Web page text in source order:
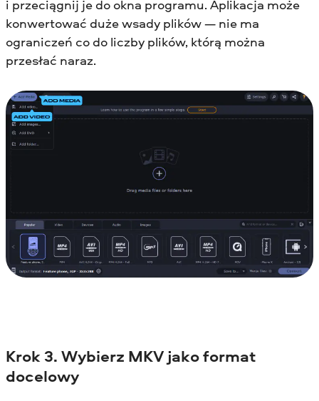
i przeciągnij je do okna programu. Aplikacja może
konwertować duże wsady plików — nie ma
ograniczeń co do liczby plików, którą można
przesłać naraz.
Krok 3. Wybierz MKV jako format
docelowy